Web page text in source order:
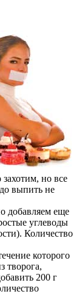
но все
выпить не
добавляем еще
углеводы
Количество
которого
творога,
200 г